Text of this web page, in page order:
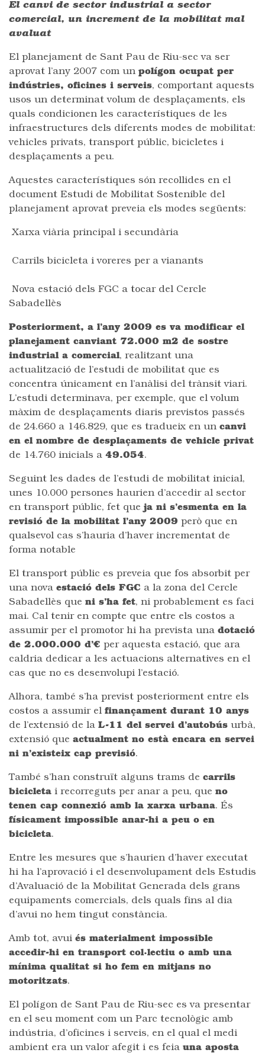
El canvi de sector industrial a sector
comercial, un increment de la mobilitat mal
avaluat
El planejament de Sant Pau de Riu-sec va ser
aprovat l’any 2007 com un polígon ocupat per
indústries, oficines i serveis, comportant aquests
usos un determinat volum de desplaçaments, els
quals condicionen les característiques de les
infraestructures dels diferents modes de mobilitat:
vehicles privats, transport públic, bicicletes i
desplaçaments a peu.
Aquestes característiques són recollides en el
document Estudi de Mobilitat Sostenible del
planejament aprovat preveia els modes següents:
Xarxa viària principal i secundària
Carrils bicicleta i voreres per a vianants
Nova estació dels FGC a tocar del Cercle
Sabadellès
Posteriorment, a l’any 2009 es va modificar el
planejament canviant 72.000 m2 de sostre
industrial a comercial, realitzant una
actualització de l’estudi de mobilitat que es
concentra únicament en l’anàlisi del trànsit viari.
L’estudi determinava, per exemple, que el volum
màxim de desplaçaments diaris previstos passés
de 24.660 a 146.829, que es tradueix en un canvi
en el nombre de desplaçaments de vehicle privat
de 14.760 inicials a 49.054.
Seguint les dades de l’estudi de mobilitat inicial,
unes 10.000 persones haurien d’accedir al sector
en transport públic, fet que ja ni s’esmenta en la
revisió de la mobilitat l’any 2009 però que en
qualsevol cas s’hauria d’haver incrementat de
forma notable
El transport públic es preveia que fos absorbit per
una nova estació dels FGC a la zona del Cercle
Sabadellès que ni s’ha fet, ni probablement es faci
mai. Cal tenir en compte que entre els costos a
assumir per el promotor hi ha prevista una dotació
de 2.000.000 d’€ per aquesta estació, que ara
caldria dedicar a les actuacions alternatives en el
cas que no es desenvolupi l’estació.
Alhora, també s’ha previst posteriorment entre els
costos a assumir el finançament durant 10 anys
de l’extensió de la L-11 del servei d’autobús urbà,
extensió que actualment no està encara en servei
ni n’existeix cap previsió.
També s’han construït alguns trams de carrils
bicicleta i recorreguts per anar a peu, que no
tenen cap connexió amb la xarxa urbana. És
físicament impossible anar-hi a peu o en
bicicleta.
Entre les mesures que s’haurien d’haver executat
hi ha l’aprovació i el desenvolupament dels Estudis
d’Avaluació de la Mobilitat Generada dels grans
equipaments comercials, dels quals fins al dia
d’avui no hem tingut constància.
Amb tot, avui és materialment impossible
accedir-hi en transport col·lectiu o amb una
mínima qualitat si ho fem en mitjans no
motoritzats.
El polígon de Sant Pau de Riu-sec es va presentar
en el seu moment com un Parc tecnològic amb
indústria, d’oficines i serveis, en el qual el medi
ambient era un valor afegit i es feia una aposta